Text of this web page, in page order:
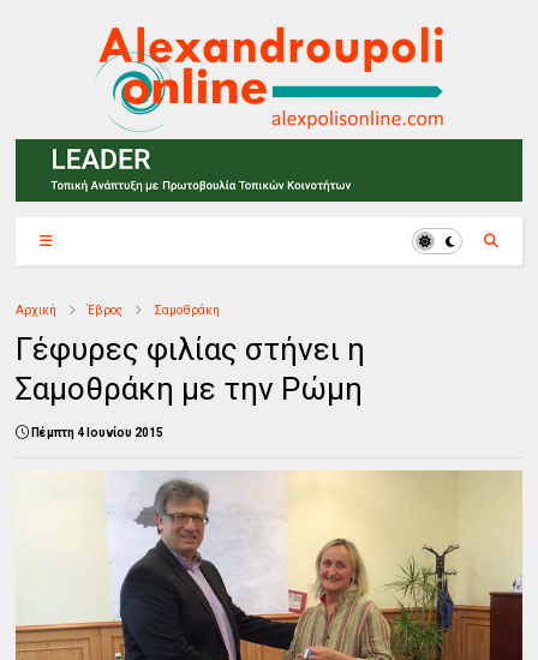
Αρχική Έβρος Σαμοθράκη
Γέφυρες φιλίας στήνει η
Σαμοθράκη με την Ρώμη
Πέμπτη 4 Ιουνίου 2015